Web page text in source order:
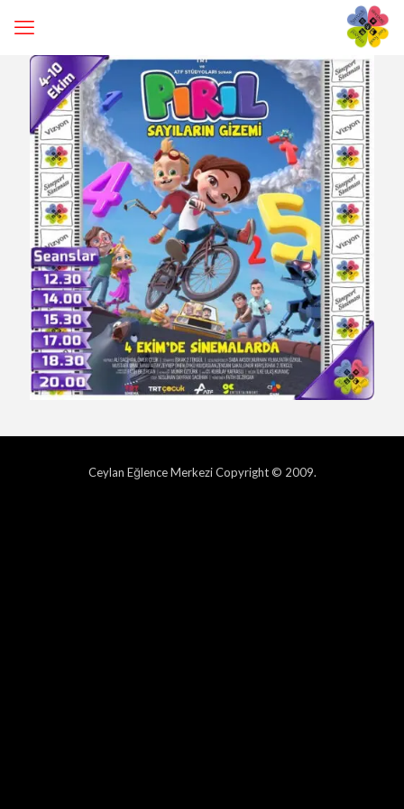
Ceylan Eğlence Merkezi Copyright © 2009.